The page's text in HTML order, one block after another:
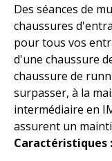
Des séances de
chaussures
pour tous vos
d'une chaussure
chaussure de
surpasser, à la
intermédiaire en
assurent un
Caractéristiques :